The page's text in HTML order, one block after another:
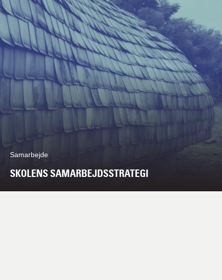
Samarbejde
SKOLENS SAMARBEJDSSTRATEGI